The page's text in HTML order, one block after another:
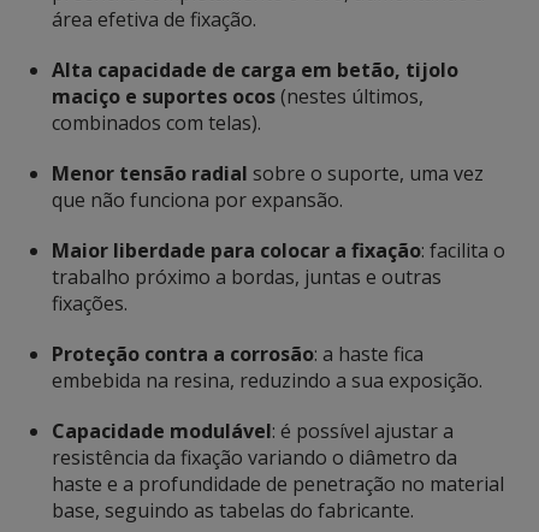
área efetiva de fixação.
Alta capacidade de carga em betão, tijolo
maciço e suportes ocos(nestes últimos,
combinados com telas).
Menor tensão radial sobre o suporte, uma vez
que não funciona por expansão.
Maior liberdade para colocar a fixação: facilita o
trabalho próximo a bordas, juntas e outras
fixações.
Proteção contra a corrosão: a haste fica
embebida na resina, reduzindo a sua exposição.
Capacidade modulável: é possível ajustar a
resistência da fixação variando o diâmetro da
haste e a profundidade de penetração no material
base, seguindo as tabelas do fabricante.